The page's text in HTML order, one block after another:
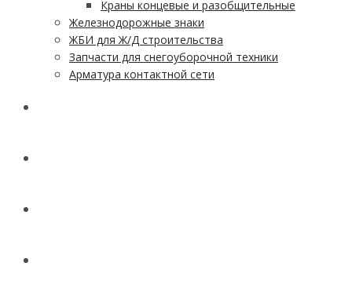
Краны концевые и разобщительные
Железнодорожные знаки
ЖБИ для Ж/Д строительства
Запчасти для снегоуборочной техники
Арматура контактной сети